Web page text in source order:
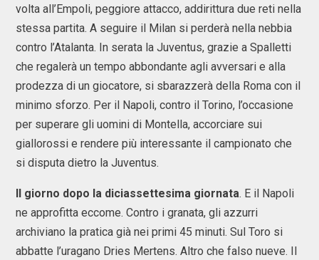
volta all’Empoli, peggiore attacco, addirittura due reti nella
stessa partita. A seguire il Milan si perderà nella nebbia
contro l’Atalanta. In serata la Juventus, grazie a Spalletti
che regalerà un tempo abbondante agli avversari e alla
prodezza di un giocatore, si sbarazzerà della Roma con il
minimo sforzo. Per il Napoli, contro il Torino, l’occasione
per superare gli uomini di Montella, accorciare sui
giallorossi e rendere più interessante il campionato che
si disputa dietro la Juventus.
Il giorno dopo la diciassettesima giornata. E il Napoli
ne approfitta eccome. Contro i granata, gli azzurri
archiviano la pratica già nei primi 45 minuti. Sul Toro si
abbatte l’uragano Dries Mertens. Altro che falso nueve. Il